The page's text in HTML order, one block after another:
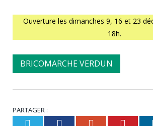
Ouverture les dimanches 9, 16 et 23
18h.
BRICOMARCHE VERDUN
PARTAGER :
TwitterFacebookGoogle+